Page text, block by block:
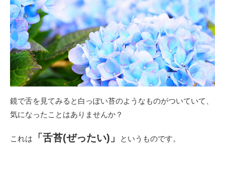
鏡で舌を見てみると白っぽい苔のようなものがついていて、
気になったことはありませんか？
これは 「舌苔(ぜったい)」 というものです。